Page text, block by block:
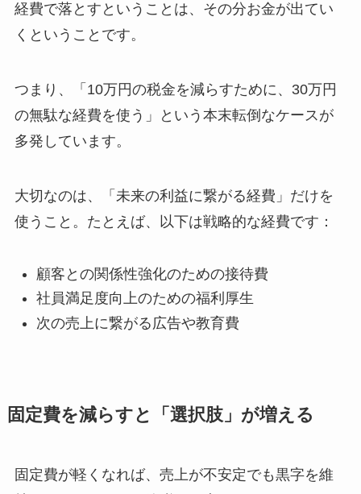
経費で落とすということは、その分お金が出てい
くということです。
つまり、「10万円の税金を減らすために、30万円
の無駄な経費を使う」という本末転倒なケースが
多発しています。
大切なのは、「未来の利益に繋がる経費」だけを
使うこと。たとえば、以下は戦略的な経費です：
顧客との関係性強化のための接待費
社員満足度向上のための福利厚生
次の売上に繋がる広告や教育費
固定費を減らすと「選択肢」が増える
固定費が軽くなれば、売上が不安定でも黒字を維